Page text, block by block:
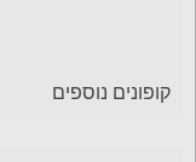
קופונים נוספים